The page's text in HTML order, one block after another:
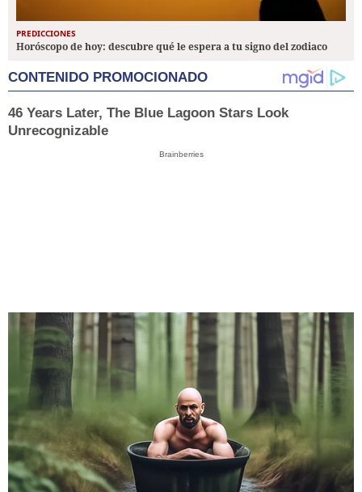
PREDICCIONES
Horóscopo de hoy: descubre qué le espera a tu signo del zodiaco
CONTENIDO PROMOCIONADO
46 Years Later, The Blue Lagoon Stars Look
Unrecognizable
Brainberries